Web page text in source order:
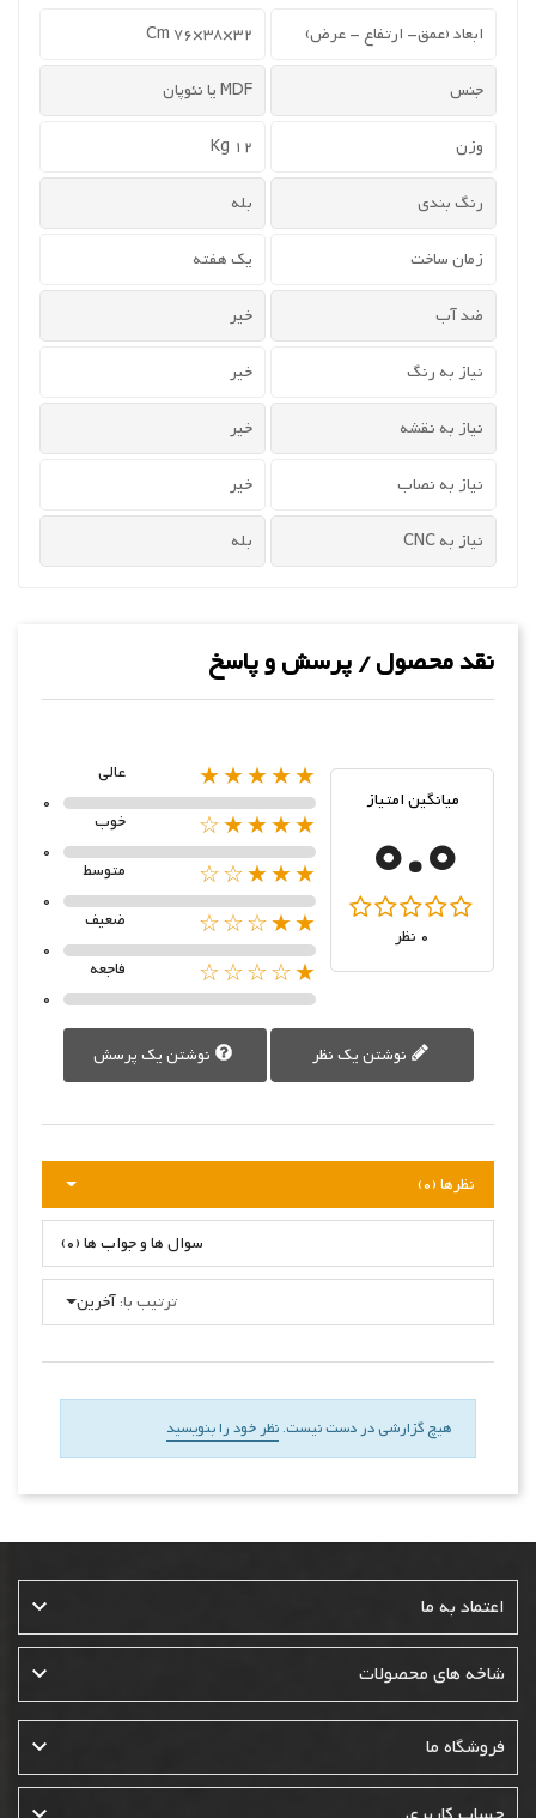
ابعاد (عمق- ارتفاع - عرض) 32×38×76 Cm
جنس MDF یا نئوپان
وزن 12 Kg
رنگ بندی بله
زمان ساخت یک هفته
ضد آب خیر
نیاز به رنگ خیر
نیاز به نقشه خیر
نیاز به نصاب خیر
نیاز به CNC بله
نقد محصول / پرسش و پاسخ
میانگین امتیاز
0.0
0 نظر
★★★★★
عالی
0
★★★★☆
خوب
0
★★★☆☆
متوسط
0
★★☆☆☆
ضعیف
0
★☆☆☆☆
فاجعه
0
نوشتن یک نظر نوشتن یک پرسش
نظرها (0)
سوال ها و جواب ها (0)
ترتیب با: آخرین
هیچ گزارشی در دست نیست. نظر خود را بنویسید
اعتماد به ما 
شاخه های محصولات 
فروشگاه ما 